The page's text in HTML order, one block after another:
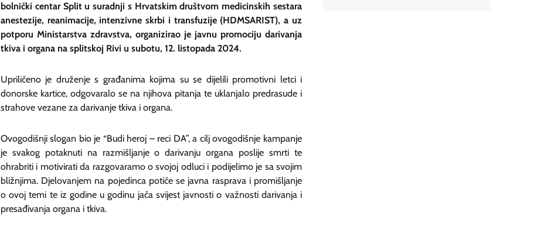
bolnički centar Split u suradnji s Hrvatskim društvom medicinskih sestara
anestezije, reanimacije, intenzivne skrbi i transfuzije (HDMSARIST), a uz
potporu Ministarstva zdravstva, organizirao je javnu promociju darivanja
tkiva i organa na splitskoj Rivi u subotu, 12. listopada 2024.
Upriličeno je druženje s građanima kojima su se dijelili promotivni letci i
donorske kartice, odgovaralo se na njihova pitanja te uklanjalo predrasude i
strahove vezane za darivanje tkiva i organa.
Ovogodišnji slogan bio je “Budi heroj – reci DA”, a cilj ovogodišnje kampanje
je svakog potaknuti na razmišljanje o darivanju organa poslije smrti te
ohrabriti i motivirati da razgovaramo o svojoj odluci i podijelimo je sa svojim
bližnjima. Djelovanjem na pojedinca potiče se javna rasprava i promišljanje
o ovoj temi te iz godine u godinu jača svijest javnosti o važnosti darivanja i
presađivanja organa i tkiva.